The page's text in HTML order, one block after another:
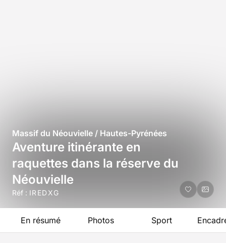
Massif du Néouvielle / Hautes-Pyrénées
Aventure itinérante en
raquettes dans la réserve du
Néouvielle
Réf : IREDXG
En résumé Photos Sport